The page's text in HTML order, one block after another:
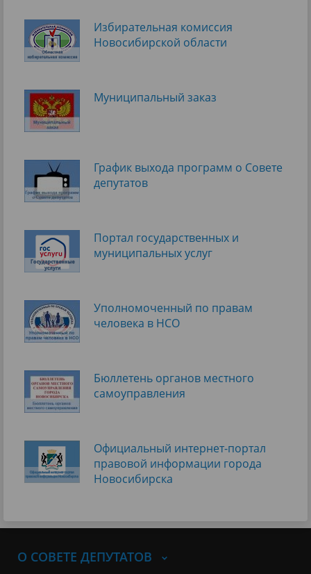
Избирательная комиссия
Новосибирской области
Муниципальный заказ
График выхода программ о Cовете
депутатов
Портал государственных и
муниципальных услуг
Уполномоченный по правам
человека в НСО
Бюллетень органов местного
самоуправления
Официальный интернет-портал
правовой информации города
Новосибирска
О СОВЕТЕ ДЕПУТАТОВ